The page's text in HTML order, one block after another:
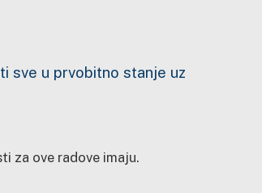
sve u prvobitno stanje uz
za ove radove imaju.